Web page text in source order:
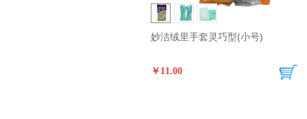
妙洁绒里手套灵巧型(小号)
￥11.00